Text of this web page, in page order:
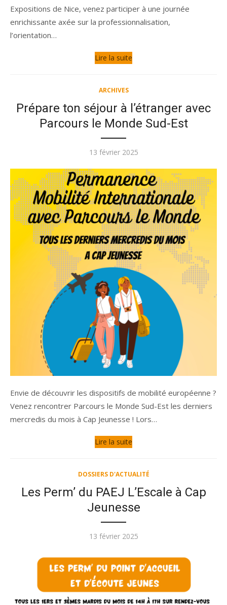
Expositions de Nice, venez participer à une journée
enrichissante axée sur la professionnalisation,
l’orientation…
Lire la suite
ARCHIVES
Prépare ton séjour à l’étranger avec
Parcours le Monde Sud-Est
Publié
13 février 2025
Envie de découvrir les dispositifs de mobilité européenne ?
Venez rencontrer Parcours le Monde Sud-Est les derniers
mercredis du mois à Cap Jeunesse ! Lors…
Lire la suite
DOSSIERS D'ACTUALITÉ
Les Perm’ du PAEJ L’Escale à Cap
Jeunesse
Publié
13 février 2025